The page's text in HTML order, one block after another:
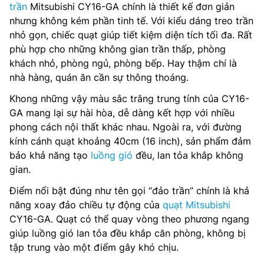
trần Mitsubishi CY16-GA chính là thiết kế đơn giản
nhưng không kém phần tinh tế. Với kiểu dáng treo trần
nhỏ gọn, chiếc quạt giúp tiết kiệm diện tích tối đa. Rất
phù hợp cho những không gian trần thấp, phòng
khách nhỏ, phòng ngủ, phòng bếp. Hay thậm chí là
nhà hàng, quán ăn cần sự thông thoáng.
Khong những vậy màu sắc trắng trung tính của CY16-
GA mang lại sự hài hòa, dễ dàng kết hợp với nhiều
phong cách nội thất khác nhau. Ngoài ra, với đường
kính cánh quạt khoảng 40cm (16 inch), sản phẩm đảm
bảo khả năng tạo luồng gió đều, lan tỏa khắp không
gian.
Điểm nổi bật đúng như tên gọi “đảo trần” chính là khả
năng xoay đảo chiều tự động của quạt Mitsubishi
CY16-GA. Quạt có thể quay vòng theo phương ngang
giúp luồng gió lan tỏa đều khắp căn phòng, không bị
tập trung vào một điểm gây khó chịu.